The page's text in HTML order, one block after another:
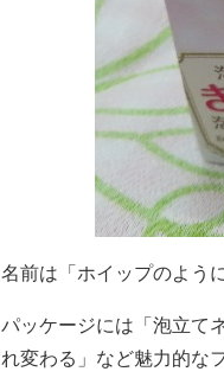
名前は「ホイップのよう
パッケージには「泡立て
れ変わる」など魅力的な